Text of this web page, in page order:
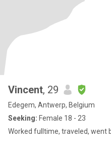
Vincent, 29
Edegem, Antwerp, Belgium
Seeking: Female 18 - 23
Worked fulltime, traveled, went